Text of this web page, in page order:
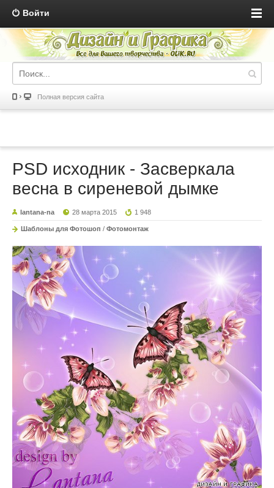
Войти
Полная версия сайта
PSD исходник - Засверкала
весна в сиреневой дымке
lantana-na 28 марта 2015 1 948
Шаблоны для Фотошоп / Фотомонтаж